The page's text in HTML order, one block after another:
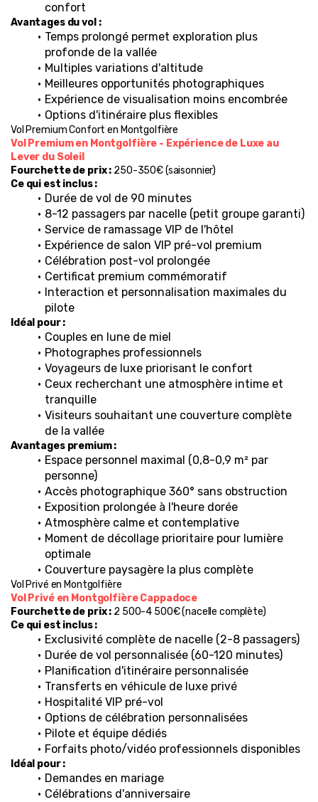
confort
Avantages du vol :
Temps prolongé permet exploration plus
profonde de la vallée
Multiples variations d'altitude
Meilleures opportunités photographiques
Expérience de visualisation moins encombrée
Options d'itinéraire plus flexibles
Vol Premium Confort en Montgolfière
Vol Premium en Montgolfière - Expérience de Luxe au
Lever du Soleil
Fourchette de prix : 250-350€ (saisonnier)
Ce qui est inclus :
Durée de vol de 90 minutes
8-12 passagers par nacelle (petit groupe garanti)
Service de ramassage VIP de l'hôtel
Expérience de salon VIP pré-vol premium
Célébration post-vol prolongée
Certificat premium commémoratif
Interaction et personnalisation maximales du
pilote
Idéal pour :
Couples en lune de miel
Photographes professionnels
Voyageurs de luxe priorisant le confort
Ceux recherchant une atmosphère intime et
tranquille
Visiteurs souhaitant une couverture complète
de la vallée
Avantages premium :
Espace personnel maximal (0,8-0,9 m² par
personne)
Accès photographique 360° sans obstruction
Exposition prolongée à l'heure dorée
Atmosphère calme et contemplative
Moment de décollage prioritaire pour lumière
optimale
Couverture paysagère la plus complète
Vol Privé en Montgolfière
Vol Privé en Montgolfière Cappadoce
Fourchette de prix : 2 500-4 500€ (nacelle complète)
Ce qui est inclus :
Exclusivité complète de nacelle (2-8 passagers)
Durée de vol personnalisée (60-120 minutes)
Planification d'itinéraire personnalisée
Transferts en véhicule de luxe privé
Hospitalité VIP pré-vol
Options de célébration personnalisées
Pilote et équipe dédiés
Forfaits photo/vidéo professionnels disponibles
Idéal pour :
Demandes en mariage
Célébrations d'anniversaire